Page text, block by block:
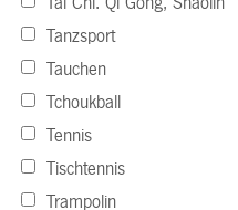
Tanzsport
Tauchen
Tchoukball
Tennis
Tischtennis
Trampolin